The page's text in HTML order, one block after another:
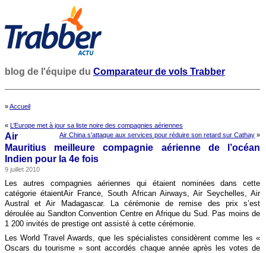
blog de l'équipe du Comparateur de vols Trabber
»Accueil
« L’Europe met à jour sa liste noire des compagnies aériennes
Air China s’attaque aux services pour réduire son retard sur Cathay »
Air
Mauritius meilleure compagnie aérienne de l’océan
Indien pour la 4e fois
9 juillet 2010
Les autres compagnies aériennes qui étaient nominées dans cette
catégorie étaientAir France, South African Airways, Air Seychelles, Air
Austral et Air Madagascar. La cérémonie de remise des prix s’est
déroulée au Sandton Convention Centre en Afrique du Sud. Pas moins de
1 200 invités de prestige ont assisté à cette cérémonie.
Les World Travel Awards, que les spécialistes considèrent comme les «
Oscars du tourisme » sont accordés chaque année après les votes de